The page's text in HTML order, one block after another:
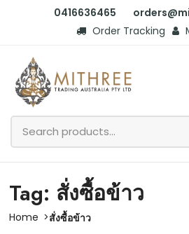
0416636465
Order Tracking
Tag: สั่งซื้อข้าว
Home สั่งซื้อข้าว